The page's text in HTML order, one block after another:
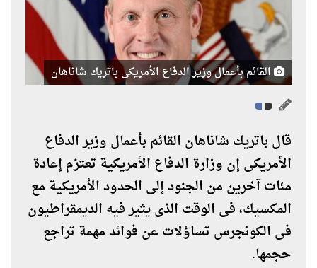
القائم بأعمال وزير الدفاع الأمريكى باتريك شاناهان
قال باتريك شاناهان القائم بأعمال وزير الدفاع
الأمريكى إن وزارة الدفاع الأمريكية تعتزم إعادة
مئات آخرين من الجنود إلى الحدود الأمريكية مع
المكسيك، فى الوقت الذى يثير فيه الديمقراطيون
فى الكونجرس تساؤلات عن فوائد مهمة تراجع
حجمها.